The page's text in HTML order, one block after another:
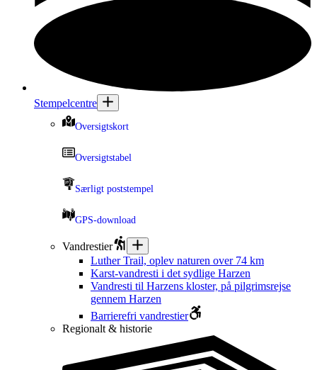
Stempelcentre
Oversigtskort
Oversigtstabel
Særligt poststempel
GPS-download
Vandrestier
Luther Trail, oplev naturen over 74 km
Karst-vandresti i det sydlige Harzen
Vandresti til Harzens kloster, på pilgrimsrejse
gennem Harzen
Barrierefri vandrestier
Regionalt & historie